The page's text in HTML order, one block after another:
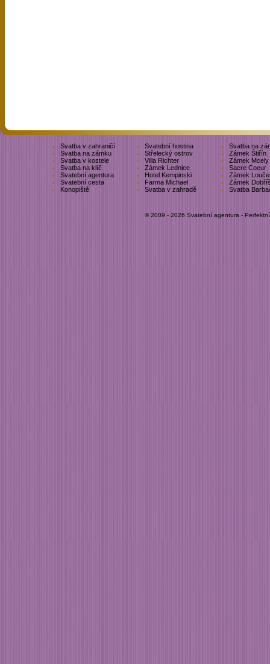
Svatba v zahraničí Svatební hostina
Svatba na
Svatba na zámku
Střelecký ostrov
Zámek Štiřín
Svatba v kostele
Villa Richter
Zámek Mcely
Svatba na klíč
Zámek Lednice
Sacre Coeur
Svatební agentura
Hotel Kempinski
Zámek
Svatební cesta
Farma Michael
Zámek
Konopiště
Svatba v zahradě Svatba
© 2009 - 2026 Svatební agentura -